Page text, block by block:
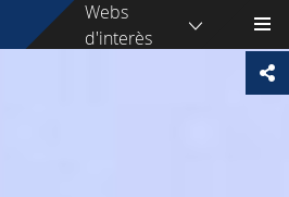
Webs
d'interès